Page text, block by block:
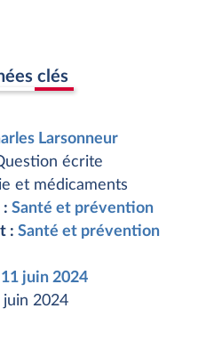
clés
Larsonneur
écrite
et médicaments
: Santé et prévention
: Santé et prévention
11 juin 2024
juin 2024